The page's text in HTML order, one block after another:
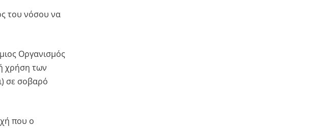
του νόσου να
Οργανισμός
χρήση των
σε σοβαρό
που ο